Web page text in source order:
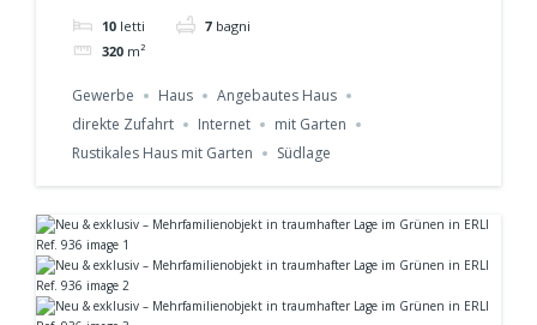
Natur pur Ref. 944
10 letti 7 bagni
320 m²
Gewerbe Haus
Angebautes Haus
direkte Zufahrt
Internet
mit Garten
Rustikales Haus mit Garten
Südlage